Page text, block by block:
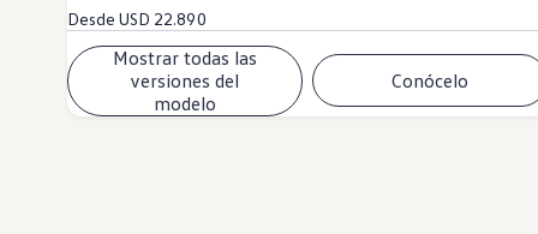
Desde USD 22.890
Mostrar todas las
versiones del
modelo
Conócelo